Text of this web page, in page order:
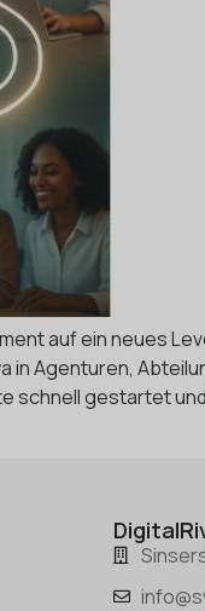
auf ein neues
in Agenturen,
schnell gestartet